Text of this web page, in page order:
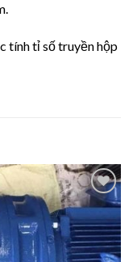
tính tỉ số truyền hộp
Add to
Wishlist